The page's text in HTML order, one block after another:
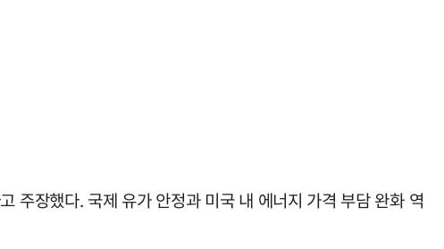
주장했다. 국제 유가 안정과 미국 내 에너지 가격 부담 완화 역